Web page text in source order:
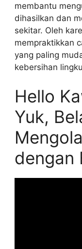
membantu
dihasilkan dan
sekitar. Oleh
mempraktikkan
yang paling
kebersihan
Hello
Yuk,
dengan